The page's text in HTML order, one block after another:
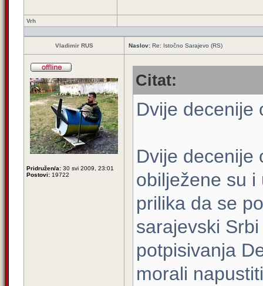
Vrh
Vladimir RUS Naslov: Re: Istočno Sarajevo (RS)
Pridružen/a: 30 svi 2009, 23:01
Postovi: 19722
Citat:
Dvije decenije
Dvije decenije
obilježene su
prilika da se
sarajevski
potpisivanja
morali